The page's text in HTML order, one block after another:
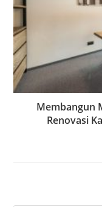
Membangun
Renovasi